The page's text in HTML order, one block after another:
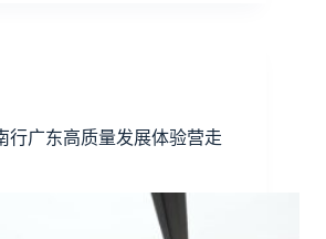
行广东高质量发展体验营走